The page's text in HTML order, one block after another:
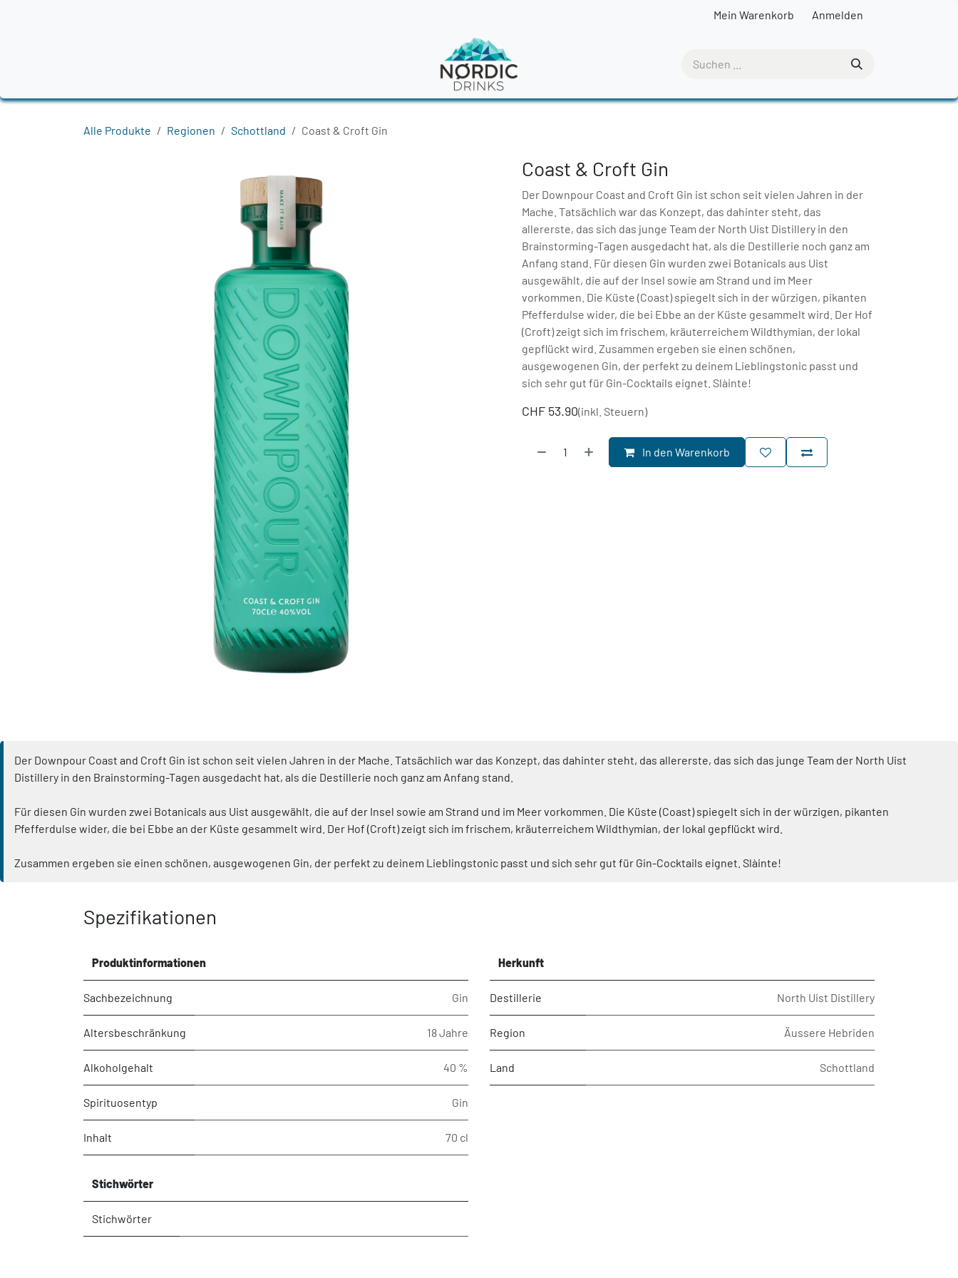
Mein Warenkorb Anmelden
Alle Produkte Regionen Schottland Coast & Croft Gin
Coast & Croft Gin
Der Downpour Coast and Croft Gin ist schon seit vielen Jahren in der
Mache. Tatsächlich war das Konzept, das dahinter steht, das
allererste, das sich das junge Team der North Uist Distillery in den
Brainstorming-Tagen ausgedacht hat, als die Destillerie noch ganz am
Anfang stand. Für diesen Gin wurden zwei Botanicals aus Uist
ausgewählt, die auf der Insel sowie am Strand und im Meer
vorkommen. Die Küste (Coast) spiegelt sich in der würzigen, pikanten
Pfefferdulse wider, die bei Ebbe an der Küste gesammelt wird. Der Hof
(Croft) zeigt sich im frischem, kräuterreichem Wildthymian, der lokal
gepflückt wird. Zusammen ergeben sie einen schönen,
ausgewogenen Gin, der perfekt zu deinem Lieblingstonic passt und
sich sehr gut für Gin-Cocktails eignet. Slàinte!
CHF 53.90(inkl. Steuern)
In den Warenkorb
Der Downpour Coast and Croft Gin ist schon seit vielen Jahren in der Mache. Tatsächlich war das Konzept, das dahinter steht, das allererste, das sich das junge Team der North Uist
Distillery in den Brainstorming-Tagen ausgedacht hat, als die Destillerie noch ganz am Anfang stand.
Für diesen Gin wurden zwei Botanicals aus Uist ausgewählt, die auf der Insel sowie am Strand und im Meer vorkommen. Die Küste (Coast) spiegelt sich in der würzigen, pikanten
Pfefferdulse wider, die bei Ebbe an der Küste gesammelt wird. Der Hof (Croft) zeigt sich im frischem, kräuterreichem Wildthymian, der lokal gepflückt wird.
Zusammen ergeben sie einen schönen, ausgewogenen Gin, der perfekt zu deinem Lieblingstonic passt und sich sehr gut für Gin-Cocktails eignet. Slàinte!
Spezifikationen
Produktinformationen
Sachbezeichnung Gin
Altersbeschränkung 18 Jahre
Alkoholgehalt 40 %
Spirituosentyp Gin
Inhalt 70 cl
Herkunft
Destillerie North Uist Distillery
Region Äussere Hebriden
Land Schottland
Stichwörter
Stichwörter